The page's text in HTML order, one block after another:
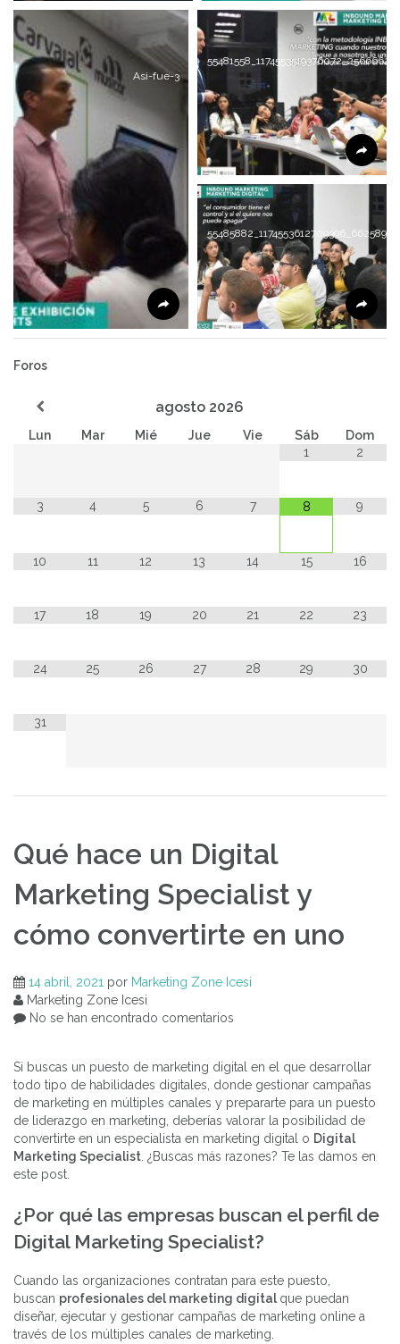
Asi-fue-3
Foros
agosto 2026
Lun Mar Mié Jue Vie Sáb
Dom
1
2
3 4 5 6 7 8 9
10 11 12 13 14 15 16
17 18 19 20 21 22 23
24 25 26 27 28 29 30
31
Qué hace un Digital
Marketing Specialist y
cómo convertirte en uno
14 abril, 2021 por Marketing Zone Icesi
Marketing Zone Icesi
No se han encontrado comentarios
Si buscas un puesto de marketing digital en el que desarrollar
todo tipo de habilidades digitales, donde gestionar campañas
de marketing en múltiples canales y prepararte para un puesto
de liderazgo en marketing, deberías valorar la posibilidad de
convertirte en un especialista en marketing digital o Digital
Marketing Specialist. ¿Buscas más razones? Te las damos en
este post.
¿Por qué las empresas buscan el perfil de
Digital Marketing Specialist?
Cuando las organizaciones contratan para este puesto,
buscan profesionales del marketing digital que puedan
diseñar, ejecutar y gestionar campañas de marketing online a
través de los múltiples canales de marketing.